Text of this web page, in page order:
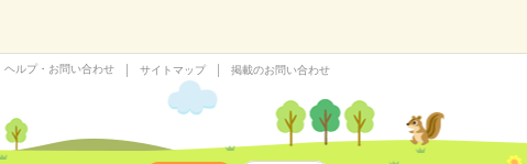
ヘルプ・お問い合わせ サイトマップ 掲載のお問い合わせ